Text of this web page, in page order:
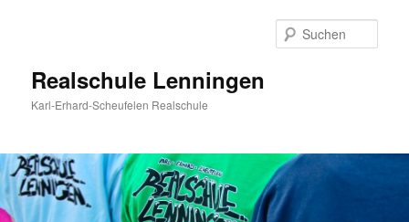
Realschule Lenningen
Karl-Erhard-Scheufelen Realschule